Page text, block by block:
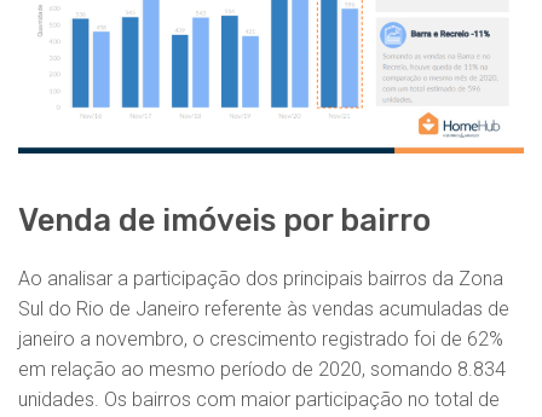
Venda de imóveis por bairro
Ao analisar a participação dos principais bairros da Zona
Sul do Rio de Janeiro referente às vendas acumuladas de
janeiro a novembro, o crescimento registrado foi de 62%
em relação ao mesmo período de 2020, somando 8.834
unidades. Os bairros com maior participação no total de